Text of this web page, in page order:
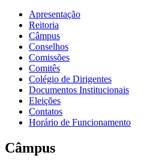
Apresentação
Reitoria
Câmpus
Conselhos
Comissões
Comitês
Colégio de Dirigentes
Documentos Institucionais
Eleições
Contatos
Horário de Funcionamento
Câmpus